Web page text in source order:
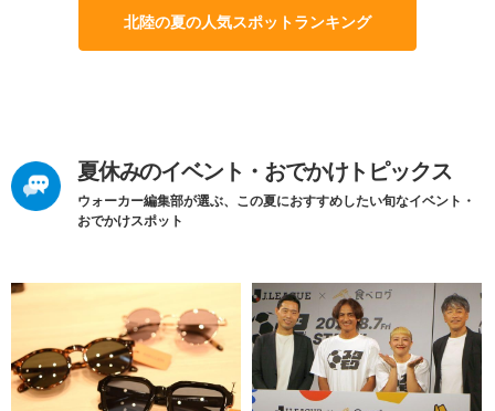
北陸の夏の人気スポットランキング
夏休みのイベント・おでかけトピックス
ウォーカー編集部が選ぶ、この夏におすすめしたい旬なイベント・
おでかけスポット